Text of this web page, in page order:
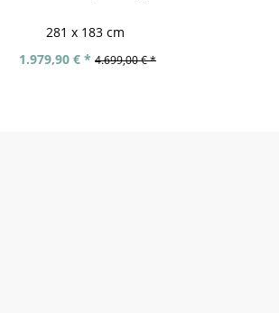
281 x 183 cm
1.979,90 € * 4.699,00 € *